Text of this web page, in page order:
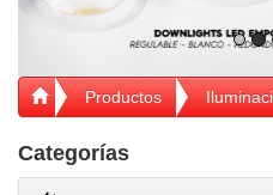
Productos
Categorías